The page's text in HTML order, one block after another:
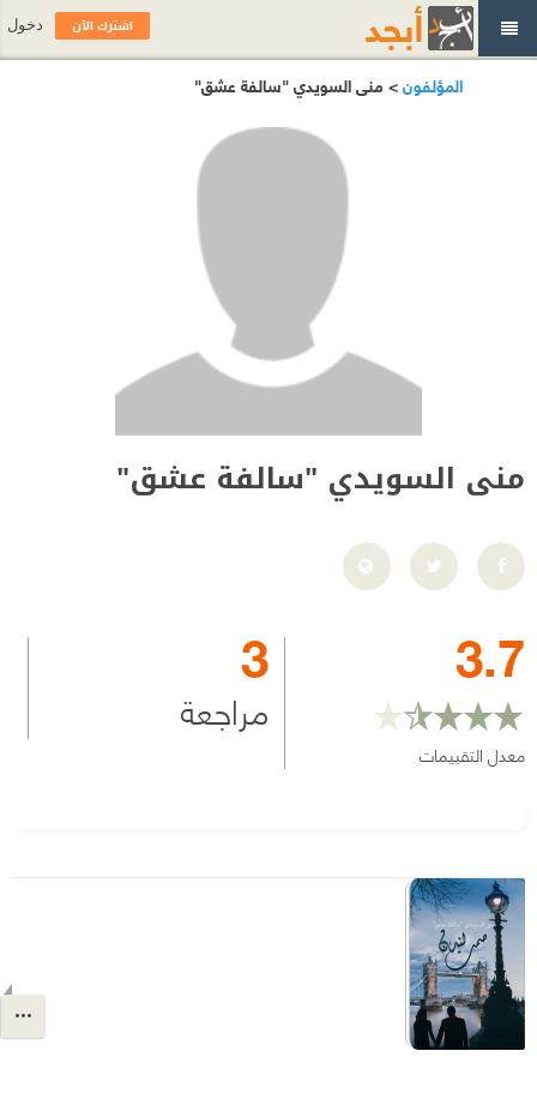
المؤلفون> منى السويدي "سالفة عشق"
منى السويدي "سالفة عشق"
3.7
معدل التقييمات
3
مراجعة
اشترك الآن دخول